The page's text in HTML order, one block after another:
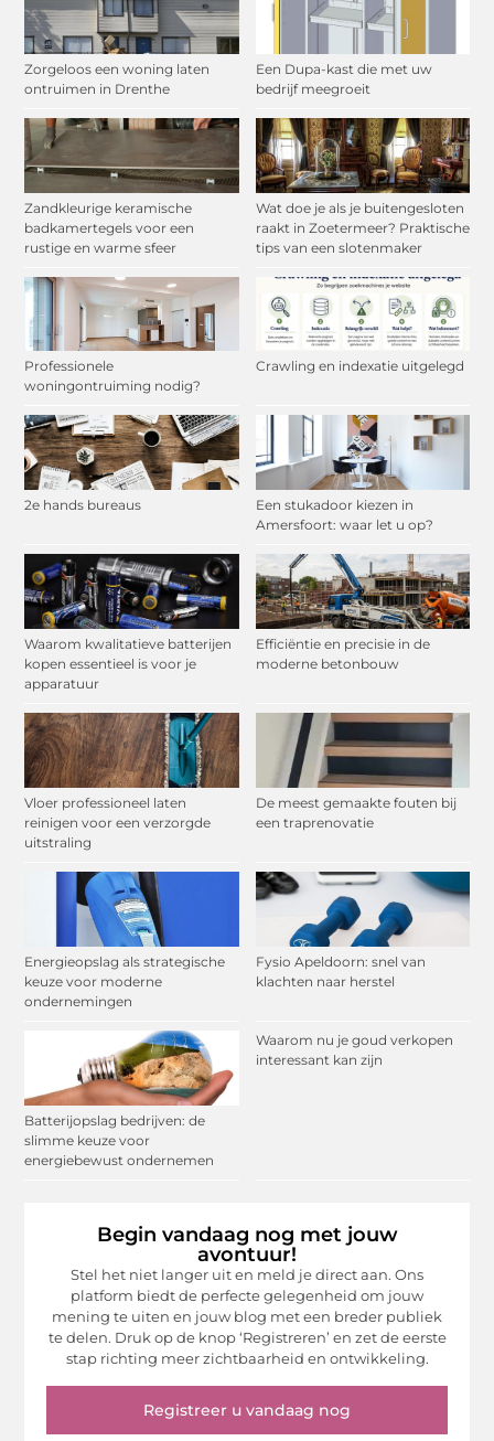
Zorgeloos een woning laten
ontruimen in Drenthe
Een Dupa-kast die met uw
bedrijf meegroeit
Zandkleurige keramische
badkamertegels voor een
rustige en warme sfeer
Wat doe je als je buitengesloten
raakt in Zoetermeer? Praktische
tips van een slotenmaker
Professionele
woningontruiming nodig?
Crawling en indexatie uitgelegd
2e hands bureaus
Een stukadoor kiezen in
Amersfoort: waar let u op?
Waarom kwalitatieve batterijen
kopen essentieel is voor je
apparatuur
Efficiëntie en precisie in de
moderne betonbouw
Vloer professioneel laten
reinigen voor een verzorgde
uitstraling
De meest gemaakte fouten bij
een traprenovatie
Energieopslag als strategische
keuze voor moderne
ondernemingen
Fysio Apeldoorn: snel van
klachten naar herstel
Batterijopslag bedrijven: de
slimme keuze voor
energiebewust ondernemen
Waarom nu je goud verkopen
interessant kan zijn
Begin vandaag nog met jouw
avontuur!
Stel het niet langer uit en meld je direct aan. Ons
platform biedt de perfecte gelegenheid om jouw
mening te uiten en jouw blog met een breder publiek
te delen. Druk op de knop ‘Registreren’ en zet de eerste
stap richting meer zichtbaarheid en ontwikkeling.
Registreer u vandaag nog